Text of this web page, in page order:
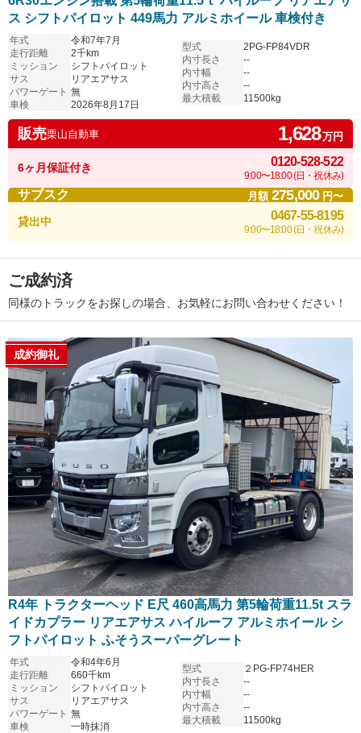
ス シフトパイロット 449馬力 アルミホイール 車検付き
年式
令和7年7月
走行距離
2千km
ミッション
シフトパイロット
サス
リアエアサス
パワーゲート 無
車検
2026年8月17日
型式
2PG-FP84VDR
内寸長さ
--
内寸幅
--
内寸高さ
--
最大積載
11500kg
販売栗山自動車 1,628万円
6ヶ月保証付き 0120-528-522
9:00〜18:00 (日・祝休み)
サブスク 月額275,000円〜
貸出中 0467-55-8195
9:00〜18:00 (日・祝休み)
ご成約済
同様のトラックをお探しの場合、お気軽にお問い合わせください！
成約御礼
R4年 トラクターヘッド E尺 460高馬力 第5輪荷重11.5t スラ
イドカプラー リアエアサス ハイルーフ アルミホイール シ
フトパイロット ふそうスーパーグレート
年式
令和4年6月
走行距離
660千km
ミッション
シフトパイロット
サス
リアエアサス
パワーゲート 無
車検
一時抹消
型式
２PG-FP74HER
内寸長さ
--
内寸幅
--
内寸高さ
--
最大積載
11500kg